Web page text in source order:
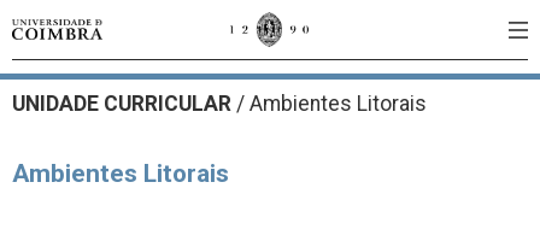
UNIDADE CURRICULAR / Ambientes Litorais
Ambientes Litorais